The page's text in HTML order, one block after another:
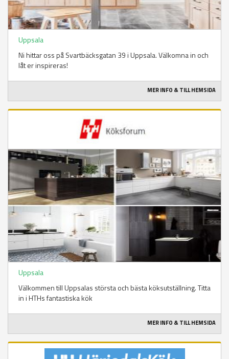
Uppsala
Ni hittar oss på Svartbäcksgatan 39 i Uppsala. Välkomna in och
låt er inspireras!
MER INFO & TILL HEMSIDA
Uppsala
Välkommen till Uppsalas största och bästa köksutställning. Titta
in i HTHs fantastiska kök
MER INFO & TILL HEMSIDA